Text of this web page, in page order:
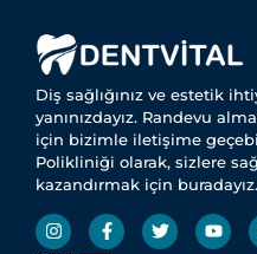
Diş sağlığınız ve estetik
yanınızdayız. Randevu
için bizimle iletişime
Polikliniği olarak, sizlere
kazandırmak için buradayız.